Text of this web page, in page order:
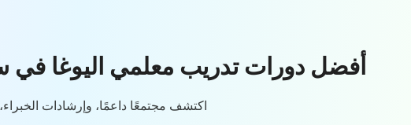
أفضل دورات تدريب معلمي اليوغا في
اكتشف مجتمعًا داعمًا، وإرشادات